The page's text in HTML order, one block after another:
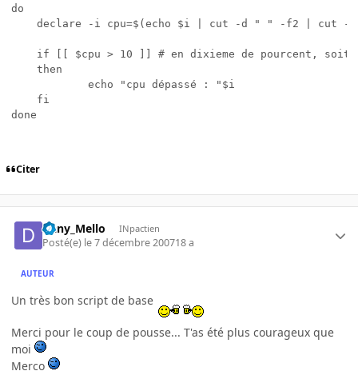
do
done
Citer
Dany_Mello INpactien
Posté(e) le 7 décembre 200718 a
AUTEUR
Un très bon script de base
Merci pour le coup de pousse... T'as été plus courageux que
moi
Merco